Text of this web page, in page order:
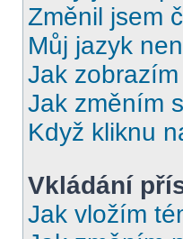
Změnil jsem
Můj jazyk
Jak
Jak změním
Když kliknu
Vkládání
Jak vložím